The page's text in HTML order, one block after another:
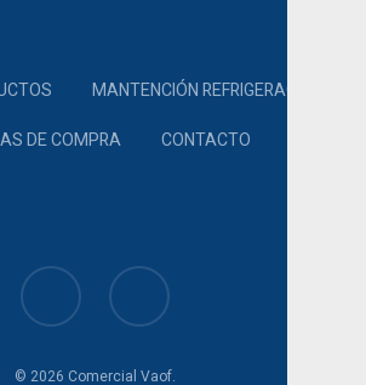
MANTENCIÓN REFRIGERACIÓN
DE COMPRA
CONTACTO
© 2026 Comercial Vaof.